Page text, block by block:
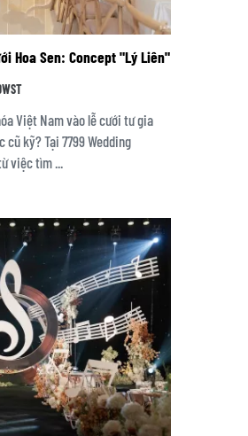
Hoa Sen: Concept "Lý Liên"
Việt Nam vào lễ cưới tư gia
kỹ? Tại 7799 Wedding
tìm ...